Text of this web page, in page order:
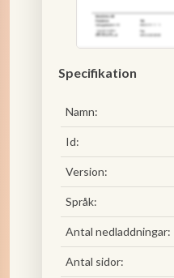
Specifikation
Namn:
Id:
Version:
Språk:
Antal nedladdningar:
Antal sidor: